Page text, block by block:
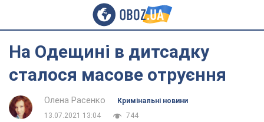
На Одещині в дитсадку
сталося масове отруєння
Олена Расенко
Кримінальні новини
13.07.2021 13:04
744